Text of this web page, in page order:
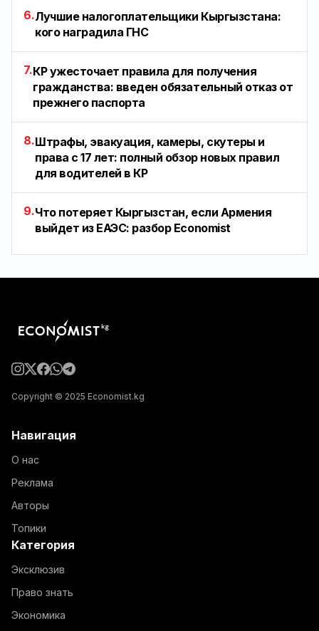
6.Лучшие налогоплательщики Кыргызстана:
кого наградила ГНС
7.КР ужесточает правила для получения
гражданства: введен обязательный отказ от
прежнего паспорта
8.Штрафы, эвакуация, камеры, скутеры и
права с 17 лет: полный обзор новых правил
для водителей в КР
9.Что потеряет Кыргызстан, если Армения
выйдет из ЕАЭС: разбор Economist
Copyright © 2025 Economist.kg
Навигация
О нас
Реклама
Авторы
Топики
Категория
Эксклюзив
Право знать
Экономика